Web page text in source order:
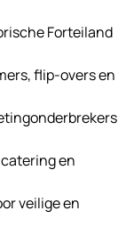
Forteiland
flip-overs en
en
veilige en